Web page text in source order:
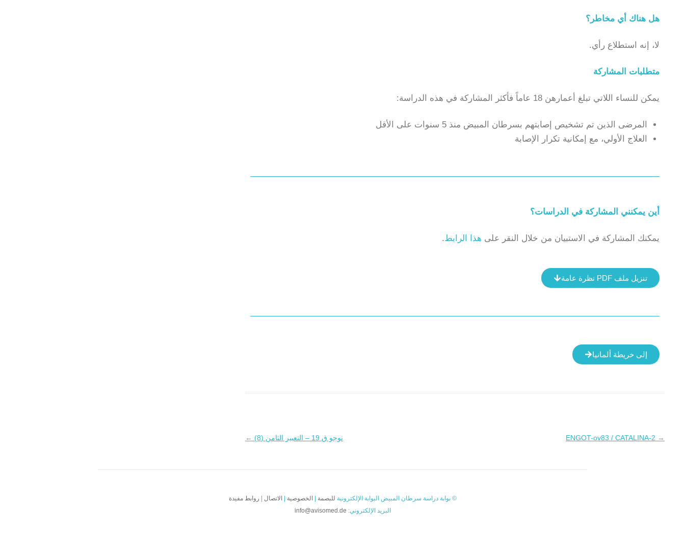
هل هناك أي مخاطر؟
لا، إنه استطلاع رأي.
متطلبات المشاركة
يمكن للنساء اللاتي تبلغ أعمارهن 18 عاماً فأكثر المشاركة في هذه الدراسة:
المرضى الذين تم تشخيص إصابتهم بسرطان المبيض منذ 5 سنوات على الأقل
العلاج الأولي، مع إمكانية تكرار الإصابة
أين يمكنني المشاركة في الدراسات؟
يمكنك المشاركة في الاستبيان من خلال النقر على هذا الرابط.
تنزيل ملف PDF نظرة عامة
إلى خريطة ألمانيا
تصفّح
→ نوجو ق 19 – التعبير الثامن (8) ←
© بوابة دراسة سرطان المبيض البوابة الإلكترونية للبصمة الخصوصية الاتصال
روابط مفيدة
البريد الإلكتروني: info@avisomed.de